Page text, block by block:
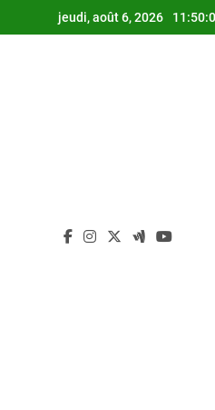
to
jeudi, août 6, 2026